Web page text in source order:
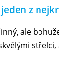
z
ale
střelci,